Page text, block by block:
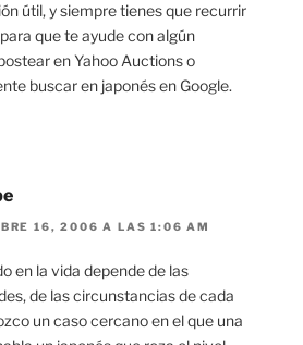
útil, y siempre tienes que recurrir
que te ayude con algún
en Yahoo Auctions o
buscar en japonés en Google.
16, 2006 A LAS 1:06 AM
en la vida depende de las
de las circunstancias de cada
un caso cercano en el que una